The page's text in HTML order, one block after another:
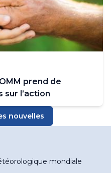
prend de
sur l’action
nouvelles
mondiale